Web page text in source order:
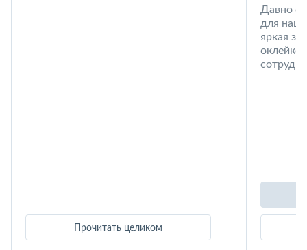
Прочитать целиком
Давно
для
яркая
оклейке